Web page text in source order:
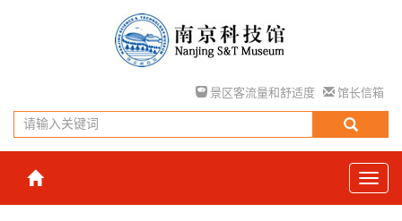
景区客流量和舒适度 馆长信箱